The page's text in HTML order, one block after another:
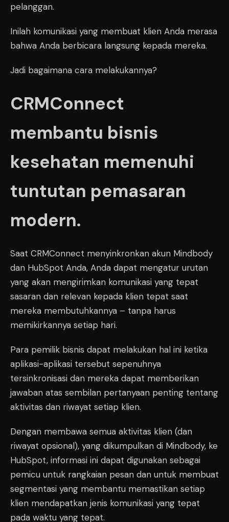
pelanggan.
Inilah komunikasi yang membuat klien Anda merasa
bahwa Anda berbicara langsung kepada mereka.
Jadi bagaimana cara melakukannya?
CRMConnect
membantu bisnis
kesehatan memenuhi
tuntutan pemasaran
modern.
Saat CRMConnect menyinkronkan akun Mindbody
dan HubSpot Anda, Anda dapat mengatur urutan
yang akan mengirimkan komunikasi yang tepat
sasaran dan relevan kepada klien tepat saat
mereka membutuhkannya – tanpa harus
memikirkannya setiap hari.
Para pemilik bisnis dapat melakukan hal ini ketika
aplikasi-aplikasi tersebut sepenuhnya
tersinkronisasi dan mereka dapat memberikan
jawaban atas sembilan pertanyaan penting tentang
aktivitas dan riwayat setiap klien.
Dengan membawa semua aktivitas klien (dan
riwayat opsional), yang dikumpulkan di Mindbody, ke
HubSpot, informasi ini dapat digunakan sebagai
pemicu untuk rangkaian pesan dan untuk membuat
segmentasi yang membantu memastikan setiap
klien mendapatkan jenis komunikasi yang tepat
pada waktu yang tepat.